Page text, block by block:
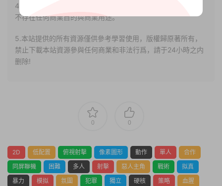
4.本站部分内容均由互聯網收集整理，僅供大家參考、學習，
不存在任何商業目的與商業用途。
5.本站提供的所有資源僅供參考學習使用，版權歸原著所有，
禁止下載本站資源參與任何商業和非法行爲，請于24小時之内
删除!
0 0
2D 低配置 俯視射擊 像素圖形 動作 單人
合作
同屏聯機
困難 多人 射擊 惡人主角 戰術
拟真
暴力
模拟 氛圍 犯罪 獨立 硬核 策略 血腥